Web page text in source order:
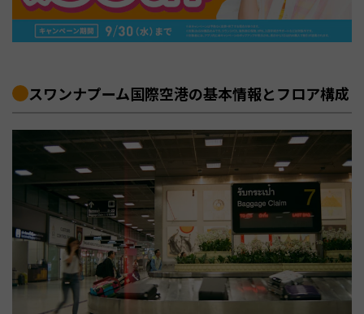
スワンナプーム国際空港の基本情報とフロア構成